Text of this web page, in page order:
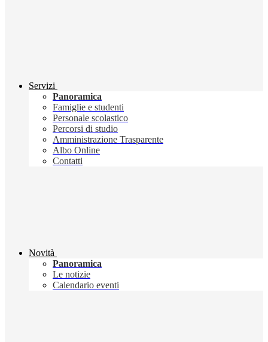
Servizi
Panoramica
Famiglie e studenti
Personale scolastico
Percorsi di studio
Amministrazione Trasparente
Albo Online
Contatti
Novità
Panoramica
Le notizie
Calendario eventi